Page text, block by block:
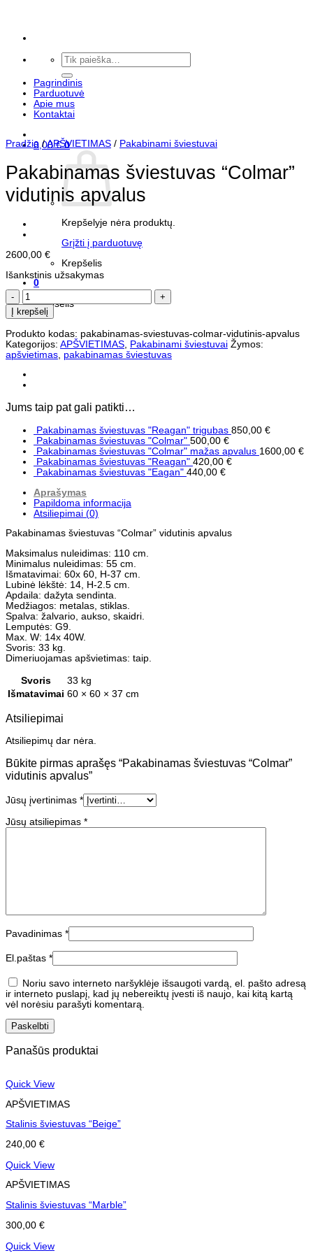
Ieškoti:
Pagrindinis
Parduotuvė
Apie mus
Kontaktai
0,00€ 0
Krepšelyje nėra produktų.
Grįžti į parduotuvę
Krepšelis
0
Krepšelis
Krepšelis
Pradžia / APŠVIETIMAS / Pakabinami šviestuvai
Pakabinamas šviestuvas “Colmar”
vidutinis apvalus
2600,00 €
Išankstinis užsakymas
produkto
kiekis:
Pakabinamas
"Colmar"
vidutinis
apvalus
Į krepšelį
Produkto kodas: pakabinamas-sviestuvas-colmar-vidutinis-apvalus
Kategorijos: APŠVIETIMAS Pakabinami šviestuvai Žymos:
apšvietimas pakabinamas šviestuvas
Jums taip pat gali patikti…
Pakabinamas šviestuvas "Reagan" trigubas 850,00 €
Pakabinamas šviestuvas "Colmar" 500,00 €
Pakabinamas šviestuvas "Colmar" mažas apvalus 1600,00 €
Pakabinamas šviestuvas "Reagan" 420,00 €
Pakabinamas šviestuvas "Eagan" 440,00 €
Aprašymas
Papildoma informacija
Atsiliepimai (0)
Pakabinamas šviestuvas “Colmar” vidutinis apvalus
Maksimalus nuleidimas: 110 cm.
Minimalus nuleidimas: 55 cm.
Išmatavimai: 60x 60, H-37 cm.
Lubinė lėkštė: 14, H-2.5 cm.
Apdaila: dažyta sendinta.
Medžiagos: metalas, stiklas.
Spalva: žalvario, aukso, skaidri.
Lemputės: G9.
Max. W: 14x 40W.
Svoris: 33 kg.
Dimeriuojamas apšvietimas: taip.
Svoris
33 kg
Išmatavimai 60 × 60 × 37 cm
Atsiliepimai
Atsiliepimų dar nėra.
Būkite pirmas aprašęs “Pakabinamas šviestuvas “Colmar”
vidutinis apvalus”
Jūsų įvertinimas *
Jūsų atsiliepimas *
Pavadinimas *
El.paštas *
Noriu savo interneto naršyklėje išsaugoti vardą, el. pašto adresą
ir interneto puslapį, kad jų nebereiktų įvesti iš naujo, kai kitą kartą
vėl norėsiu parašyti komentarą.
Panašūs produktai
Quick View
APŠVIETIMAS
Stalinis šviestuvas “Beige”
240,00 €
Quick View
APŠVIETIMAS
Stalinis šviestuvas “Marble”
300,00 €
Quick View